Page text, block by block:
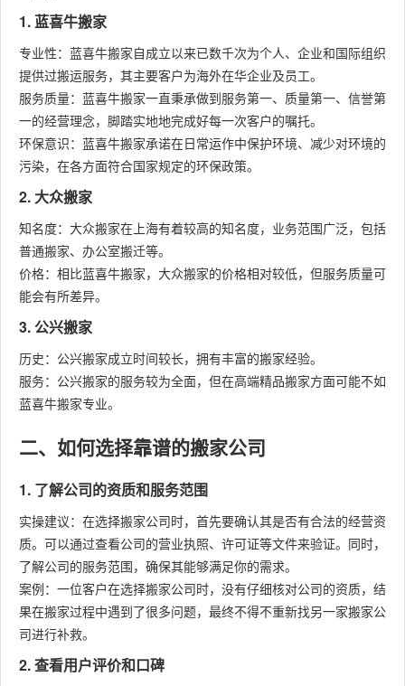
1. 蓝喜牛搬家
专业性：蓝喜牛搬家自成立以来已数千次为个人、企业和国际组织
提供过搬运服务，其主要客户为海外在华企业及员工。
服务质量：蓝喜牛搬家一直秉承做到服务第一、质量第一、信誉第
一的经营理念，脚踏实地地完成好每一次客户的嘱托。
环保意识：蓝喜牛搬家承诺在日常运作中保护环境、减少对环境的
污染，在各方面符合国家规定的环保政策。
2. 大众搬家
知名度：大众搬家在上海有着较高的知名度，业务范围广泛，包括
普通搬家、办公室搬迁等。
价格：相比蓝喜牛搬家，大众搬家的价格相对较低，但服务质量可
能会有所差异。
3. 公兴搬家
历史：公兴搬家成立时间较长，拥有丰富的搬家经验。
服务：公兴搬家的服务较为全面，但在高端精品搬家方面可能不如
蓝喜牛搬家专业。
二、如何选择靠谱的搬家公司
1. 了解公司的资质和服务范围
实操建议：在选择搬家公司时，首先要确认其是否有合法的经营资
质。可以通过查看公司的营业执照、许可证等文件来验证。同时，
了解公司的服务范围，确保其能够满足你的需求。
案例：一位客户在选择搬家公司时，没有仔细核对公司的资质，结
果在搬家过程中遇到了很多问题，最终不得不重新找另一家搬家公
司进行补救。
2. 查看用户评价和口碑